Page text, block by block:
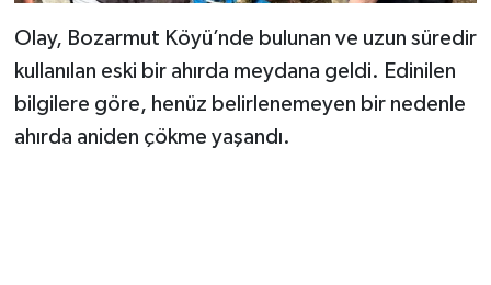
Olay, Bozarmut Köyü’nde bulunan ve uzun süredir
kullanılan eski bir ahırda meydana geldi. Edinilen
bilgilere göre, henüz belirlenemeyen bir nedenle
ahırda aniden çökme yaşandı.